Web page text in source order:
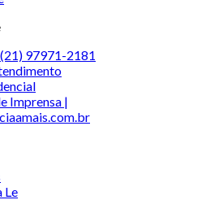
97971-2181
Imprensa |
Le